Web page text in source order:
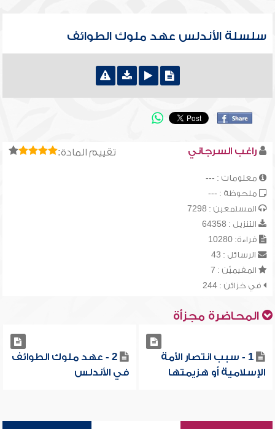
سلسلة الأندلس عهد ملوك الطوائف
تقييم المادة: راغب السرجاني
معلومات : ---
ملحوظة : ---
المستمعين : 7298
التنزيل : 64358
قراءة: 10280
الرسائل : 43
المقيميّن : 7
في خزائن : 244
المحاضرة مجزأة
1 - سبب انتصار الأمة
الإسلامية أو هزيمتها
2 - عهد ملوك الطوائف
في الأندلس